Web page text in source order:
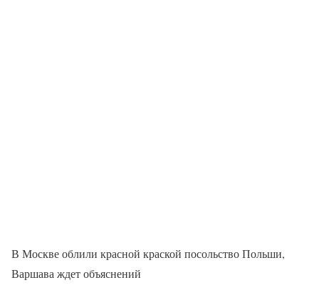
В Москве облили красной краской посольство Польши,
Варшава ждет объяснений